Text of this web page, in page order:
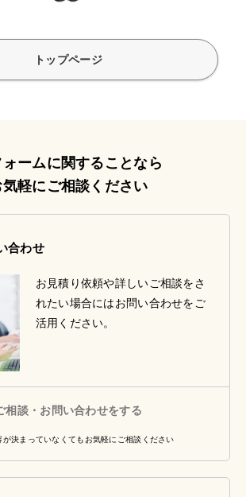
トップページ
ォームに関することなら
気軽にご相談ください
合わせ
お見積り依頼や詳しいご相談をさ
れたい場合にはお問い合わせをご
活用ください。
相談・お問い合わせをする
が決まっていなくてもお気軽にご相談ください